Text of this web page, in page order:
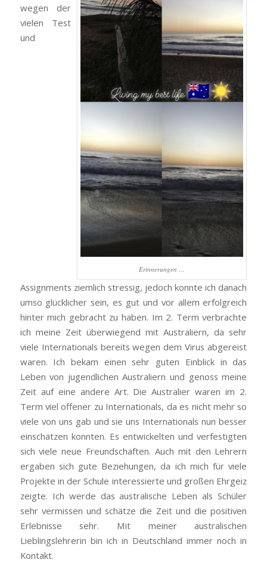
Erinnerungen …
wegen der
vielen Test
und
Assignments ziemlich stressig, jedoch konnte ich danach
umso glücklicher sein, es gut und vor allem erfolgreich
hinter mich gebracht zu haben. Im 2. Term verbrachte
ich meine Zeit überwiegend mit Australiern, da sehr
viele Internationals bereits wegen dem Virus abgereist
waren. Ich bekam einen sehr guten Einblick in das
Leben von jugendlichen Australiern und genoss meine
Zeit auf eine andere Art. Die Australier waren im 2.
Term viel offener zu Internationals, da es nicht mehr so
viele von uns gab und sie uns Internationals nun besser
einschätzen konnten. Es entwickelten und verfestigten
sich viele neue Freundschaften. Auch mit den Lehrern
ergaben sich gute Beziehungen, da ich mich für viele
Projekte in der Schule interessierte und großen Ehrgeiz
zeigte. Ich werde das australische Leben als Schüler
sehr vermissen und schätze die Zeit und die positiven
Erlebnisse sehr. Mit meiner australischen
Lieblingslehrerin bin ich in Deutschland immer noch in
Kontakt.